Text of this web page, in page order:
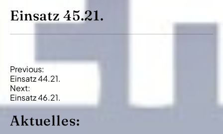
Einsatz 45.21.
B
e
i
t
r
Previous:
Einsatz 44.21.
Next:
Einsatz 46.21.
Aktuelles: